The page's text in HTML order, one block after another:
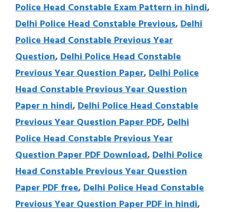
Police Head Constable Exam Pattern in hindi,
Delhi Police Head Constable Previous,Delhi
Police Head Constable Previous Year
Question,Delhi Police Head Constable
Previous Year Question Paper,Delhi Police
Head Constable Previous Year Question
Paper n hindi,Delhi Police Head Constable
Previous Year Question Paper PDF,Delhi
Police Head Constable Previous Year
Question Paper PDF Download,Delhi Police
Head Constable Previous Year Question
Paper PDF free,Delhi Police Head Constable
Previous Year Question Paper PDF in hindi,